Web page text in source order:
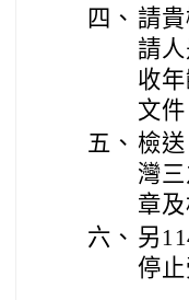
四、 請
請
收
文
五、 檢
灣
章
六、 另
停止